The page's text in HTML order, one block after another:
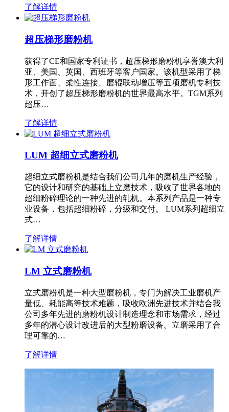
了解详情
超压梯形磨粉机
获得了CE和国家专利证书，超压梯形磨粉机享誉澳大利
亚、美国、英国、西班牙等客户国家。该机型采用了梯
形工作面、柔性连接、磨辊联动增压等五项磨机专利技
术，开创了超压梯形磨粉机的世界最高水平。TGM系列
超压…
了解详情
LUM 超细立式磨粉机
超细立式磨粉机是结合我们公司几年的磨机生产经验，
它的设计和研究的基础上立磨技术，吸收了世界各地的
超细粉碎理论的一种先进的轧机。本系列产品是一种专
业设备，包括超细粉碎，分级和交付。 LUM系列超细立
式…
了解详情
LM 立式磨粉机
立式磨粉机是一种大型磨粉机，专门为解决工业磨机产
量低、耗能高等技术难题，吸收欧洲先进技术并结合我
公司多年先进的磨粉机设计制造理念和市场需求，经过
多年的潜心设计改进后的大型粉磨设备。立磨采用了合
理可靠的…
了解详情